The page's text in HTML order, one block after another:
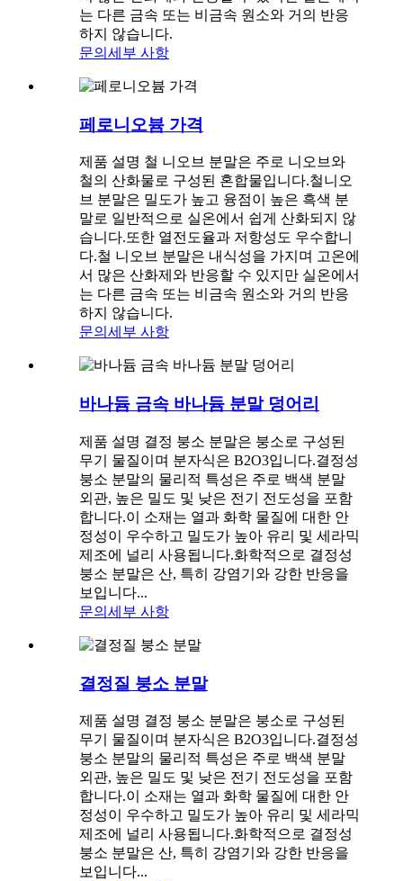
는 다른 금속 또는 비금속 원소와 거의 반응
하지 않습니다.
문의 세부 사항
페로니오븀 가격
제품 설명 철 니오브 분말은 주로 니오브와
철의 산화물로 구성된 혼합물입니다.철니오
브 분말은 밀도가 높고 융점이 높은 흑색 분
말로 일반적으로 실온에서 쉽게 산화되지 않
습니다.또한 열전도율과 저항성도 우수합니
다.철 니오브 분말은 내식성을 가지며 고온에
서 많은 산화제와 반응할 수 있지만 실온에서
는 다른 금속 또는 비금속 원소와 거의 반응
하지 않습니다.
문의 세부 사항
바나듐 금속 바나듐 분말 덩어리
제품 설명 결정 붕소 분말은 붕소로 구성된
무기 물질이며 분자식은 B2O3입니다.결정성
붕소 분말의 물리적 특성은 주로 백색 분말
외관, 높은 밀도 및 낮은 전기 전도성을 포함
합니다.이 소재는 열과 화학 물질에 대한 안
정성이 우수하고 밀도가 높아 유리 및 세라믹
제조에 널리 사용됩니다.화학적으로 결정성
붕소 분말은 산, 특히 강염기와 강한 반응을
보입니다...
문의 세부 사항
결정질 붕소 분말
제품 설명 결정 붕소 분말은 붕소로 구성된
무기 물질이며 분자식은 B2O3입니다.결정성
붕소 분말의 물리적 특성은 주로 백색 분말
외관, 높은 밀도 및 낮은 전기 전도성을 포함
합니다.이 소재는 열과 화학 물질에 대한 안
정성이 우수하고 밀도가 높아 유리 및 세라믹
제조에 널리 사용됩니다.화학적으로 결정성
붕소 분말은 산, 특히 강염기와 강한 반응을
보입니다...